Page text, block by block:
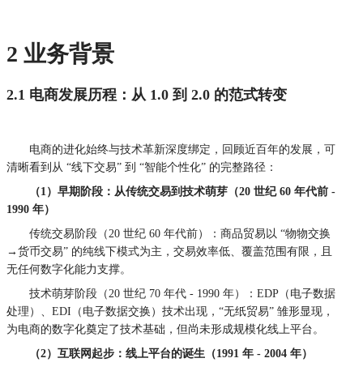
2 业务背景
2.1 电商发展历程：从 1.0 到 2.0 的范式转变
电商的进化始终与技术革新深度绑定，回顾近百年的发展，可
清晰看到从 “线下交易” 到 “智能个性化” 的完整路径：
（1）早期阶段：从传统交易到技术萌芽（20 世纪 60 年代前 -
1990 年）
传统交易阶段（20 世纪 60 年代前）：商品贸易以 “物物交换
→货币交易” 的纯线下模式为主，交易效率低、覆盖范围有限，且
无任何数字化能力支撑。
技术萌芽阶段（20 世纪 70 年代 - 1990 年）：EDP（电子数据
处理）、EDI（电子数据交换）技术出现，“无纸贸易” 雏形显现，
为电商的数字化奠定了技术基础，但尚未形成规模化线上平台。
（2）互联网起步：线上平台的诞生（1991 年 - 2004 年）